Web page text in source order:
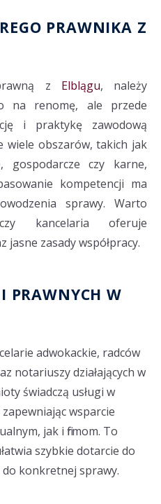
PRAWNIKA Z
z Elblągu, należy
na renomę, ale przede
i praktykę zawodową
wiele obszarów, takich jak
gospodarcze czy karne,
kompetencji ma
sprawy. Warto
kancelaria oferuje
jasne zasady współpracy.
PRAWNYCH W
adwokackie, radców
notariuszy działających w
świadczą usługi w
wsparcie
jak i firmom. To
szybkie dotarcie do
konkretnej sprawy.